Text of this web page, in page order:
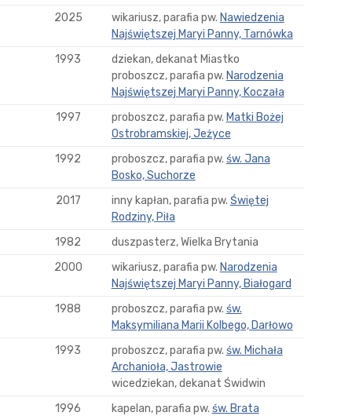
2025 wikariusz, parafia pw. Nawiedzenia
Najświętszej Maryi Panny, Tarnówka
1993
dziekan, dekanat Miastko
proboszcz, parafia pw. Narodzenia
Najświętszej Maryi Panny, Koczała
1997 proboszcz, parafia pw. Matki Bożej
Ostrobramskiej, Jeżyce
1992 proboszcz, parafia pw. św. Jana
Bosko, Suchorze
2017 inny kapłan, parafia pw. Świętej
Rodziny, Piła
1982
duszpasterz, Wielka Brytania
2000 wikariusz, parafia pw. Narodzenia
Najświętszej Maryi Panny, Białogard
1988 proboszcz, parafia pw. św.
Maksymiliana Marii Kolbego, Darłowo
1993 proboszcz, parafia pw. św. Michała
Archanioła, Jastrowie
wicedziekan, dekanat Świdwin
1996 kapelan, parafia pw. św. Brata